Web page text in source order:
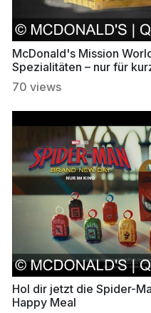
McDonald's Mission
Spezialitäten – nur für
70 views
Hol dir jetzt die Spider-
Happy Meal